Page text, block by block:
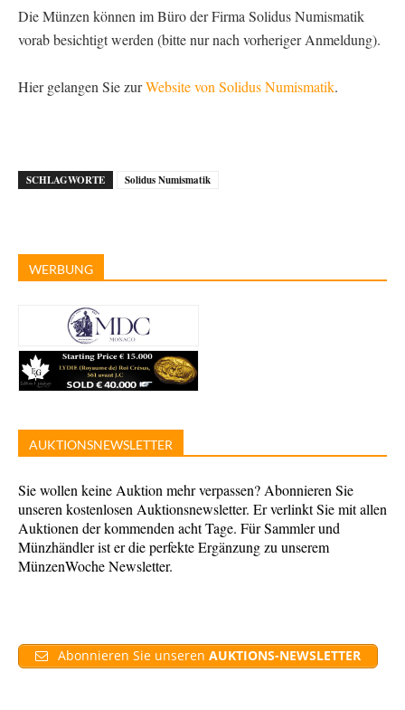
Die Münzen können im Büro der Firma Solidus Numismatik
vorab besichtigt werden (bitte nur nach vorheriger Anmeldung).
Hier gelangen Sie zurWebsite von Solidus Numismatik.
SCHLAGWORTE Solidus Numismatik
WERBUNG
AUKTIONSNEWSLETTER
Sie wollen keine Auktion mehr verpassen? Abonnieren Sie
unseren kostenlosen Auktionsnewsletter. Er verlinkt Sie mit allen
Auktionen der kommenden acht Tage. Für Sammler und
Münzhändler ist er die perfekte Ergänzung zu unserem
MünzenWoche Newsletter.
Abonnieren Sie unseren AUKTIONS-NEWSLETTER